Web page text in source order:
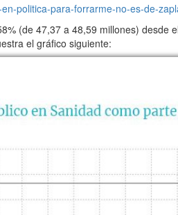
politica-para-forrarme-no-es-de-
(de 47,37 a 48,59 millones) desde
el gráfico siguiente: